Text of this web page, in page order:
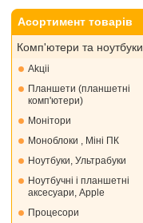
Асортимент товарів
Комп'ютери та ноутбуки
Akціі
Планшети (планшетні
комп'ютери)
Монiтори
Моноблоки , Міні ПК
Ноутбуки, Ультрабуки
Ноутбучні і планшетні
аксесуари, Apple
Процесори